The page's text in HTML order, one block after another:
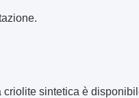
criolite sintetica è